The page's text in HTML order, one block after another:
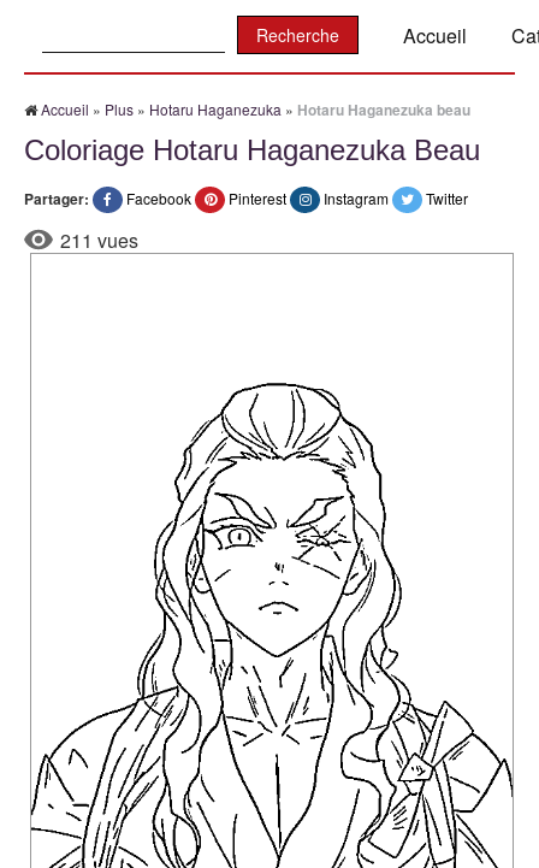
Accueil
Accueil » Plus » Hotaru Haganezuka » Hotaru Haganezuka beau
Coloriage Hotaru Haganezuka Beau
Partager: Facebook Pinterest Instagram Twitter
211 vues